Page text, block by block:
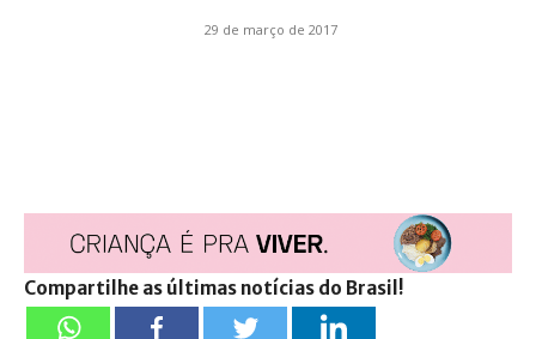
29 de março de 2017
Compartilhe as últimas notícias do Brasil!